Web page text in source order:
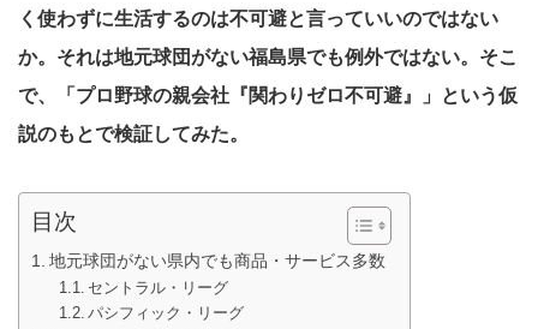
く使わずに生活するのは不可避と言っていいのではない
か。それは地元球団がない福島県でも例外ではない。そこ
で、「プロ野球の親会社『関わりゼロ不可避』」という仮
説のもとで検証してみた。
目次
地元球団がない県内でも商品・サービス多数
セントラル・リーグ
パシフィック・リーグ